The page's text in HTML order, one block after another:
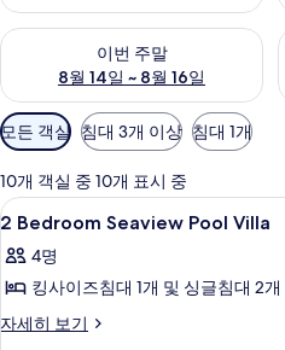
이번 주말
8월 14일 ~ 8월 16일
이번 주말 예약 가능 여부 확인, 8
객
실
에
사
용
가
능
필
모든 객실 침대 3개 이상 침대 1개
10개 객실 중 10개 표시 중
2
Bedroom
Seaview
Pool
Villa
16
2 Bedroom Seaview Pool Villa
4명
킹사이즈침대 1개 및 싱글침대 2개
자세히 보기
2